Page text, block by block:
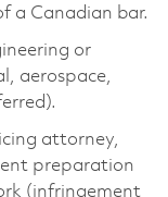
a Canadian bar.
or
aerospace,
attorney,
preparation
(infringement